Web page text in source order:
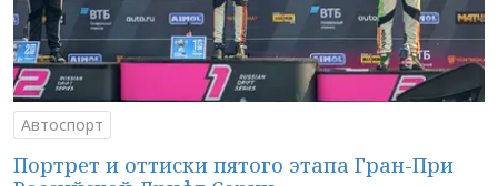
Автоспорт
Портрет и оттиски пятого этапа Гран-При